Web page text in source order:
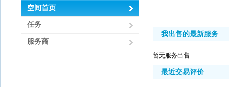
空间首页
任务
服务商
我出售的最新服务
暂无服务出售
最近交易评价